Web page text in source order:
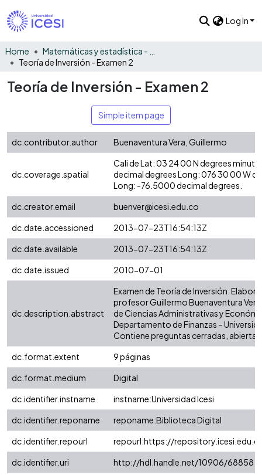
Log In
Home
Teoría de Inversión - Examen 2
Teoría de Inversión - Examen 2
Simple item page
dc.contributor.author Buenaventura Vera, Guillermo
dc.coverage.spatial
Cali de Lat: 03 24 00 N degrees
decimal degrees Long: 076 30 00 W
Long: -76.5000 decimal degrees.
dc.creator.email
buenver@icesi.edu.co
dc.date.accessioned
2013-07-23T16:54:13Z
dc.date.available
2013-07-23T16:54:13Z
dc.date.issued
2010-07-01
dc.description.abstract
Examen de Teoría de Inversión.
profesor Guillermo Buenaventura Vera
de Ciencias Administrativas y
Departamento de Finanzas –
Contiene preguntas cerradas,
dc.format.extent
9 páginas
dc.format.medium
Digital
dc.identifier.instname
instname:Universidad Icesi
dc.identifier.reponame
reponame:Biblioteca Digital
dc.identifier.repourl
repourl:https://
dc.identifier.uri
http://hdl.handle.net/10906/68858